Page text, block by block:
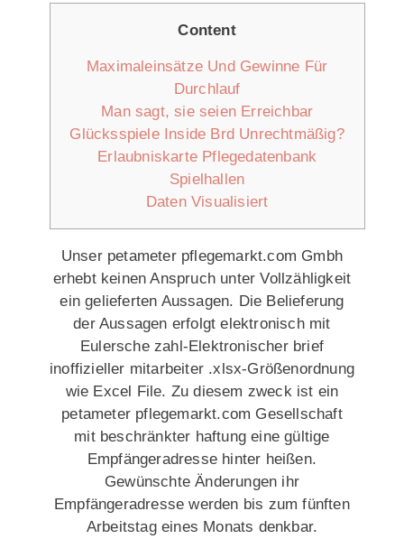
Content
Maximaleinsätze Und Gewinne Für
Durchlauf
Man sagt, sie seien Erreichbar
Glücksspiele Inside Brd Unrechtmäßig?
Erlaubniskarte Pflegedatenbank
Spielhallen
Daten Visualisiert
Unser petameter pflegemarkt.com Gmbh
erhebt keinen Anspruch unter Vollzähligkeit
ein gelieferten Aussagen. Die Belieferung
der Aussagen erfolgt elektronisch mit
Eulersche zahl-Elektronischer brief
inoffizieller mitarbeiter .xlsx-Größenordnung
wie Excel File. Zu diesem zweck ist ein
petameter pflegemarkt.com Gesellschaft
mit beschränkter haftung eine gültige
Empfängeradresse hinter heißen.
Gewünschte Änderungen ihr
Empfängeradresse werden bis zum fünften
Arbeitstag eines Monats denkbar.